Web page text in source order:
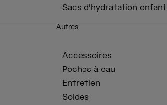
Sacs d'hydratation
Autres
Accessoires
Poches à eau
Entretien
Soldes